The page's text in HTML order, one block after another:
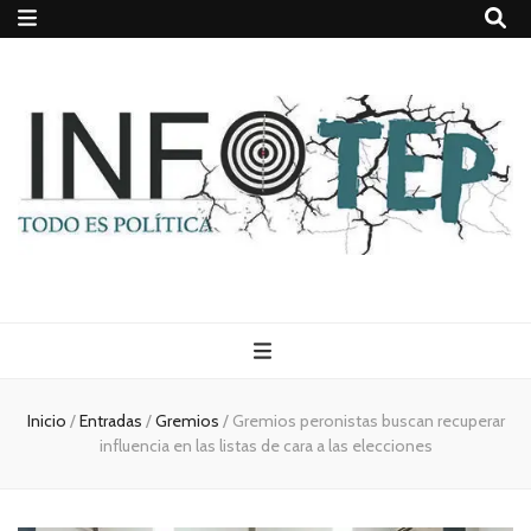
Todo es
(rosca)
Inicio /Entradas /Gremios / Gremios peronistas buscan recuperar
influencia en las listas de cara a las elecciones